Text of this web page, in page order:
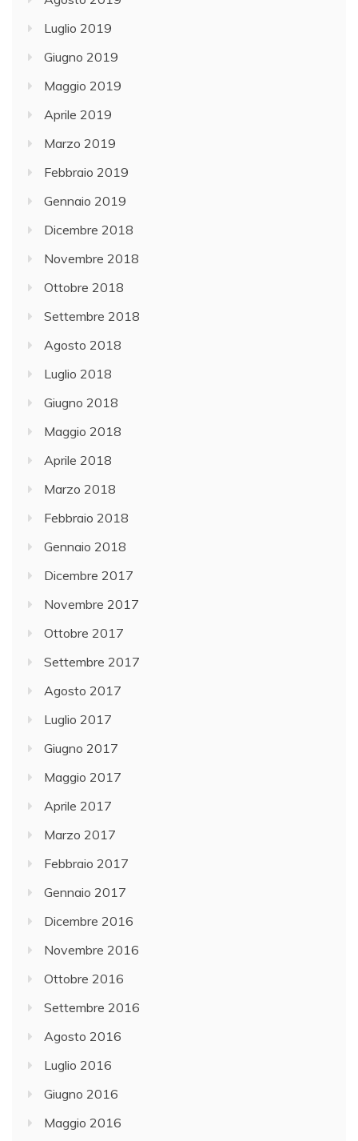
Luglio 2019
Giugno 2019
Maggio 2019
Aprile 2019
Marzo 2019
Febbraio 2019
Gennaio 2019
Dicembre 2018
Novembre 2018
Ottobre 2018
Settembre 2018
Agosto 2018
Luglio 2018
Giugno 2018
Maggio 2018
Aprile 2018
Marzo 2018
Febbraio 2018
Gennaio 2018
Dicembre 2017
Novembre 2017
Ottobre 2017
Settembre 2017
Agosto 2017
Luglio 2017
Giugno 2017
Maggio 2017
Aprile 2017
Marzo 2017
Febbraio 2017
Gennaio 2017
Dicembre 2016
Novembre 2016
Ottobre 2016
Settembre 2016
Agosto 2016
Luglio 2016
Giugno 2016
Maggio 2016